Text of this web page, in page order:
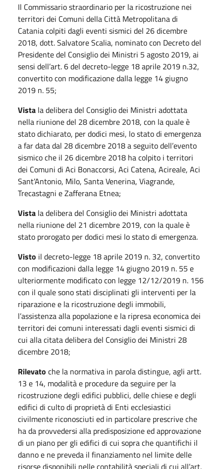
Il Commissario straordinario per la ricostruzione nei
territori dei Comuni della Città Metropolitana di
Catania colpiti dagli eventi sismici del 26 dicembre
2018, dott. Salvatore Scalia, nominato con Decreto del
Presidente del Consiglio dei Ministri 5 agosto 2019, ai
sensi dell’art. 6 del decreto-legge 18 aprile 2019 n.32,
convertito con modificazione dalla legge 14 giugno
2019 n. 55;
Vista la delibera del Consiglio dei Ministri adottata
nella riunione del 28 dicembre 2018, con la quale è
stato dichiarato, per dodici mesi, lo stato di emergenza
a far data dal 28 dicembre 2018 a seguito dell’evento
sismico che il 26 dicembre 2018 ha colpito i territori
dei Comuni di Aci Bonaccorsi, Aci Catena, Acireale, Aci
Sant’Antonio, Milo, Santa Venerina, Viagrande,
Trecastagni e Zafferana Etnea;
Vista la delibera del Consiglio dei Ministri adottata
nella riunione del 21 dicembre 2019, con la quale è
stato prorogato per dodici mesi lo stato di emergenza.
Visto il decreto-legge 18 aprile 2019 n. 32, convertito
con modificazioni dalla legge 14 giugno 2019 n. 55 e
ulteriormente modificato con legge 12/12/2019 n. 156
con il quale sono stati disciplinati gli interventi per la
riparazione e la ricostruzione degli immobili,
l’assistenza alla popolazione e la ripresa economica dei
territori dei comuni interessati dagli eventi sismici di
cui alla citata delibera del Consiglio dei Ministri 28
dicembre 2018;
Rilevato che la normativa in parola distingue, agli artt.
13 e 14, modalità e procedure da seguire per la
ricostruzione degli edifici pubblici, delle chiese e degli
edifici di culto di proprietà di Enti ecclesiastici
civilmente riconosciuti ed in particolare prescrive che
ha da provvedersi alla predisposizione ed approvazione
di un piano per gli edifici di cui sopra che quantifichi il
danno e ne preveda il finanziamento nel limite delle
risorse disponibili nelle contabilità speciali di cui all’art.